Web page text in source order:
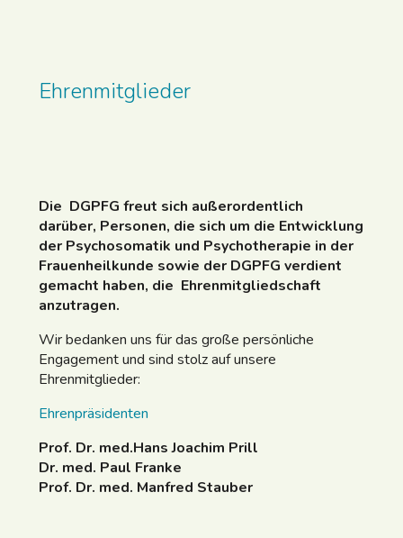
Ehrenmitglieder
Die DGPFG freut sich außerordentlich
darüber, Personen, die sich um die Entwicklung
der Psychosomatik und Psychotherapie in der
Frauenheilkunde sowie der DGPFG verdient
gemacht haben, die Ehrenmitgliedschaft
anzutragen.
Wir bedanken uns für das große persönliche
Engagement und sind stolz auf unsere
Ehrenmitglieder:
Ehrenpräsidenten
Prof. Dr. med.Hans Joachim Prill
Dr. med. Paul Franke
Prof. Dr. med. Manfred Stauber